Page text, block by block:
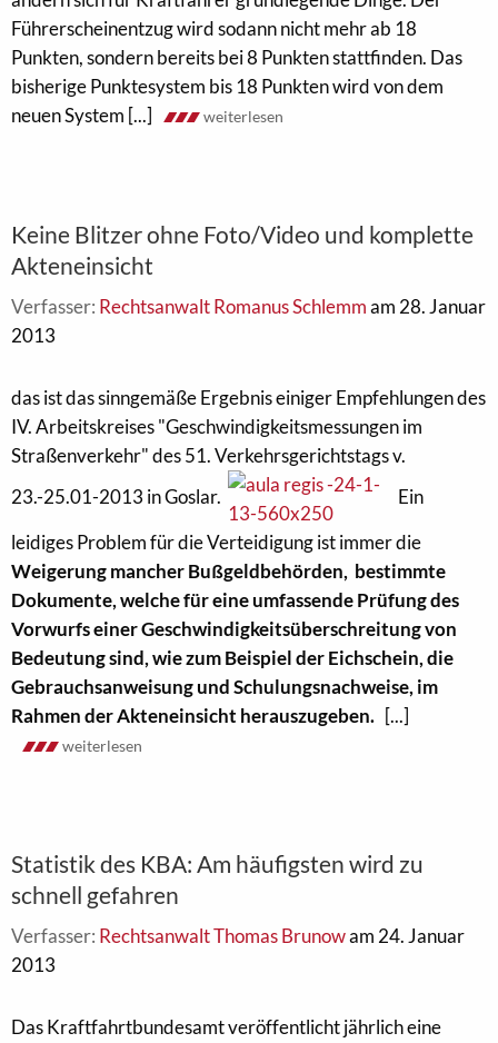
Führerscheinentzug wird sodann nicht mehr ab 18
Punkten, sondern bereits bei 8 Punkten stattfinden. Das
bisherige Punktesystem bis 18 Punkten wird von dem
neuen System [...]
weiterlesen
Keine Blitzer ohne Foto/Video und komplette
Akteneinsicht
Verfasser: Rechtsanwalt Romanus Schlemmam 28. Januar
2013
das ist das sinngemäße Ergebnis einiger Empfehlungen des
IV. Arbeitskreises "Geschwindigkeitsmessungen im
Straßenverkehr" des 51. Verkehrsgerichtstags v.
23.-25.01-2013 in Goslar.
Ein
leidiges Problem für die Verteidigung ist immer die
Weigerung mancher Bußgeldbehörden, bestimmte
Dokumente, welche für eine umfassende Prüfung des
Vorwurfs einer Geschwindigkeitsüberschreitung von
Bedeutung sind, wie zum Beispiel der Eichschein, die
Gebrauchsanweisung und Schulungsnachweise, im
Rahmen der Akteneinsicht herauszugeben. [...]
weiterlesen
Statistik des KBA: Am häufigsten wird zu
schnell gefahren
Verfasser: Rechtsanwalt Thomas Brunowam 24. Januar
2013
Das Kraftfahrtbundesamt veröffentlicht jährlich eine